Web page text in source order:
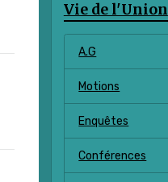
Vie de l'Union
A.G
Motions
Enquêtes
Conférences